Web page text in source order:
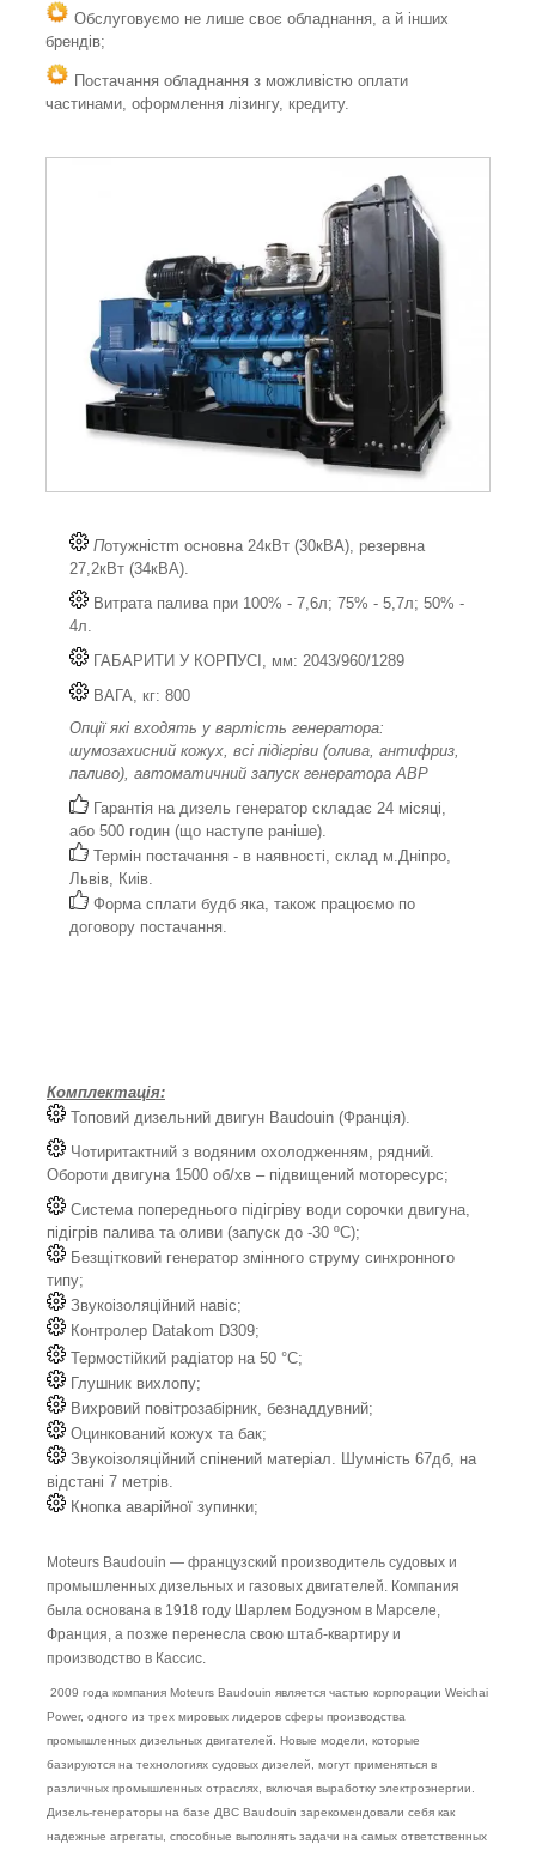
Обслуговуємо не лише своє обладнання, а й інших
брендів;
Постачання обладнання з можливістю оплати
частинами, оформлення лізингу, кредиту.
Потужністm основна 24кВт (30кВА), резервна
27,2кВт (34кВА).
Витрата палива при 100% - 7,6л; 75% - 5,7л; 50% -
4л.
ГАБАРИТИ У КОРПУСІ, мм: 2043/960/1289
ВАГА, кг: 800
Опції які входять у вартість генератора:
шумозахисний кожух, всі підігріви (олива, антифриз,
паливо), автоматичний запуск генератора АВР
Гарантія на дизель генератор складає 24 місяці,
або 500 годин (що наступе раніше).
Термін постачання - в наявності, склад м.Дніпро,
Львів, Киів.
Форма сплати будб яка, також працюємо по
договору постачання.
Комплектація:
Топовий дизельний двигун Baudouin (Франція).
Чотиритактний з водяним охолодженням, рядний.
Обороти двигуна 1500 об/хв – підвищений моторесурс;
Система попереднього підігріву води сорочки двигуна,
підігрів палива та оливи (запуск до -30 ºС);
Безщітковий генератор змінного струму синхронного
типу;
Звукоізоляційний навіс;
Контролер Datakom D309;
Термостійкий радіатор на 50 °C;
Глушник вихлопу;
Вихровий повітрозабірник, безнаддувний;
Оцинкований кожух та бак;
Звукоізоляційний спінений матеріал. Шумність 67дб, на
відстані 7 метрів.
Кнопка аварійної зупинки;
Moteurs Baudouin — французский производитель судовых и
промышленных дизельных и газовых двигателей. Компания
была основана в 1918 году Шарлем Бодуэном в Марселе,
Франция, а позже перенесла свою штаб-квартиру и
производство в Кассис.
2009 года компания Moteurs Baudouin является частью корпорации Weichai
Power, одного из трех мировых лидеров сферы производства
промышленных дизельных двигателей. Новые модели, которые
базируются на технологиях судовых дизелей, могут применяться в
различных промышленных отраслях, включая выработку электроэнергии.
Дизель-генераторы на базе ДВС Baudouin зарекомендовали себя как
надежные агрегаты, способные выполнять задачи на самых ответственных